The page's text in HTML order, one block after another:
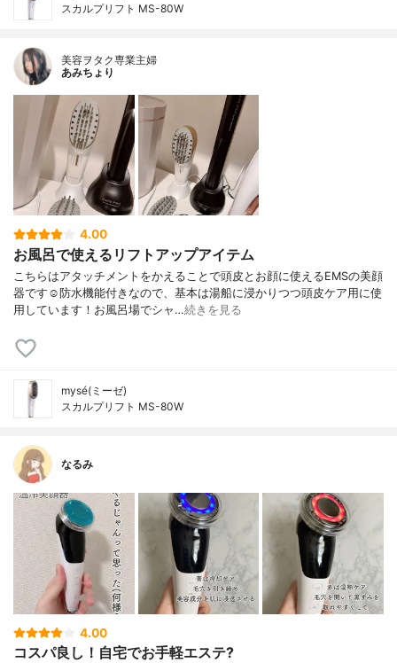
スカルプリフト MS-80W
美容ヲタク専業主婦
あみちょり
4.00
お風呂で使えるリフトアップアイテム
こちらはアタッチメントをかえることで頭皮とお顔に使えるEMSの美顔
器です☺️防水機能付きなので、基本は湯船に浸かりつつ頭皮ケア用に使
用しています！お風呂場でシャ…続きを見る
mysé(ミーゼ)
スカルプリフト MS-80W
なるみ
4.00
コスパ良し！自宅でお手軽エステ?